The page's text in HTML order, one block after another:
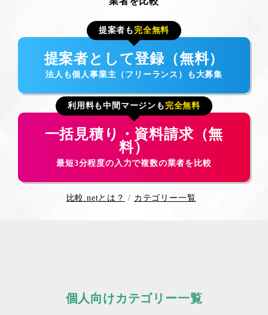
提案者も 完全無料
提案者として登録（無料）
法人も個人事業主（フリーランス）も大募集
利用料も中間マージンも 完全無料
一括見積り・資料請求（無
料）
最短3分程度の入力で複数の業者を比較
比較.netとは？ カテゴリー一覧
個人向けカテゴリー一覧